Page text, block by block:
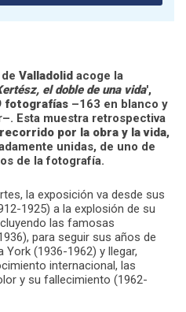
de Valladolid acoge la
el doble de una vida',
fotografías –163 en blanco y
Esta muestra retrospectiva
por la obra y la vida,
unidas, de uno de
de la fotografía.
la exposición va desde sus
1925) a la explosión de su
las famosas
para seguir sus años de
York (1936-1962) y llegar,
internacional, las
y su fallecimiento (1962-